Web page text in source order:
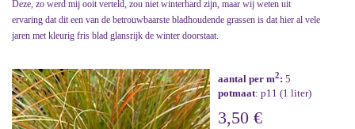
Deze, zo werd mij ooit verteld, zou niet winterhard zijn, maar wij weten uit
ervaring dat dit een van de betrouwbaarste bladhoudende grassen is dat hier al vele
jaren met kleurig fris blad glansrijk de winter doorstaat.
aantal per m2: 5
potmaat: p11 (1 liter)
3,50 €